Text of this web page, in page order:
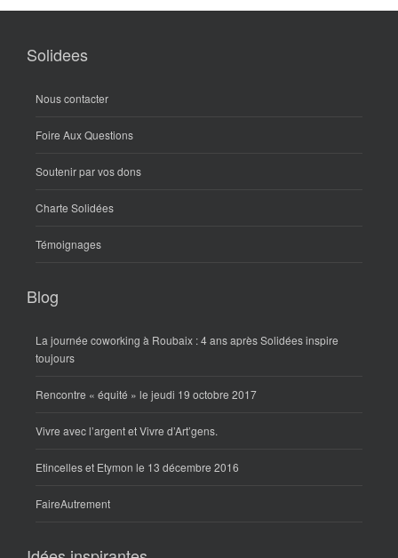
Solidees
Nous contacter
Foire Aux Questions
Soutenir par vos dons
Charte Solidées
Témoignages
Blog
La journée coworking à Roubaix : 4 ans après Solidées inspire
toujours
Rencontre « équité » le jeudi 19 octobre 2017
Vivre avec l’argent et Vivre d’Art’gens.
Etincelles et Etymon le 13 décembre 2016
FaireAutrement